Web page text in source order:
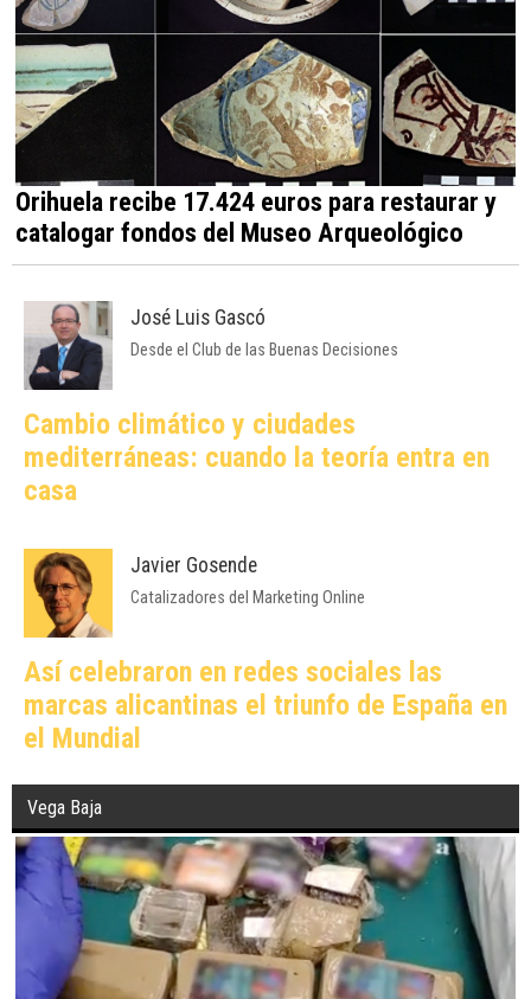
Orihuela recibe 17.424 euros para restaurar y
catalogar fondos del Museo Arqueológico
José Luis Gascó
Desde el Club de las Buenas Decisiones
Cambio climático y ciudades
mediterráneas: cuando la teoría entra en
casa
Javier Gosende
Catalizadores del Marketing Online
Así celebraron en redes sociales las
marcas alicantinas el triunfo de España en
el Mundial
Vega Baja